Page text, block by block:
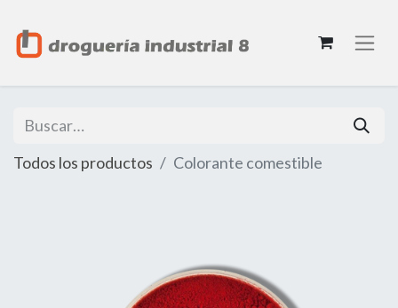
Todos los productos Colorante comestible